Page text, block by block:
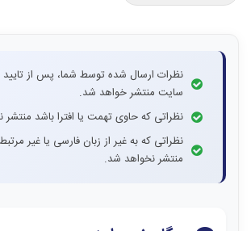
نظرات ارسال شده توسط شما، پس از
سایت منتشر خواهد شد.
نظراتی که حاوی تهمت یا افترا باشد
نظراتی که به غیر از زبان فارسی یا غیر
منتشر نخواهد شد.